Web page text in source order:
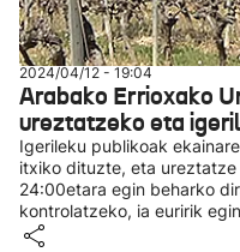
2024/04/12 - 19:04
Arabako Errioxako
ureztatzeko eta
Igerileku publikoak
itxiko dituzte, eta
24:00etara egin beharko
kontrolatzeko, ia euririk